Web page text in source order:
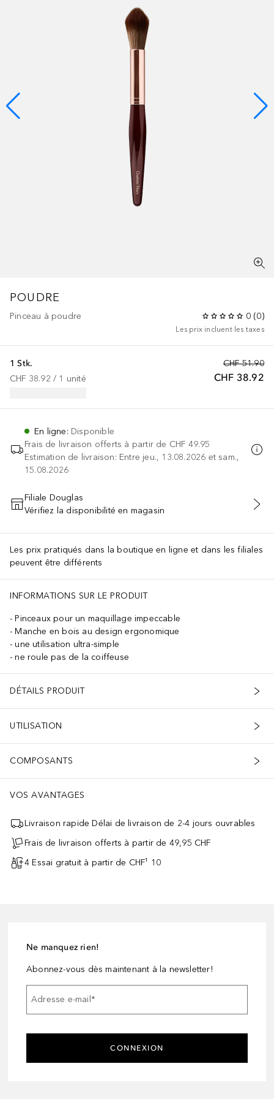
POUDRE
Pinceau à poudre 0 (0)
Les prix incluent les taxes
CHF 51.90
CHF 38.92
1 Stk.
CHF 38.92 / 1 unité
En ligne: Disponible
Frais de livraison offerts à partir de CHF 49.95
Estimation de livraison: Entre jeu., 13.08.2026 et sam.,
15.08.2026
AJOUTER AU PANIER
Filiale Douglas
Vérifiez la disponibilité en magasin
Les prix pratiqués dans la boutique en ligne et dans les filiales
peuvent être différents
INFORMATIONS SUR LE PRODUIT
Pinceaux pour un maquillage impeccable
Manche en bois au design ergonomique
une utilisation ultra-simple
ne roule pas de la coiffeuse
DÉTAILS PRODUIT
UTILISATION
COMPOSANTS
VOS AVANTAGES
Livraison rapide Délai de livraison de 2-4 jours ouvrables
Frais de livraison offerts à partir de 49,95 CHF
4 Essai gratuit à partir de CHF¹ 10
Ne manquez rien!
Abonnez-vous dès maintenant à la newsletter!
Adresse e-mail*
CONNEXION